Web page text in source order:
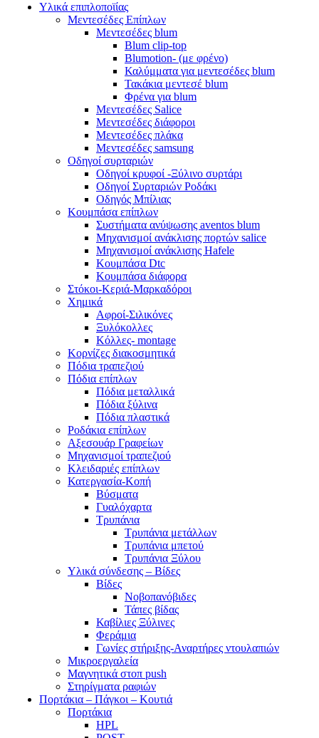
Υλικά επιπλοποϊίας
Μεντεσέδες Επίπλων
Μεντεσέδες blum
Blum clip-top
Blumotion- (με φρένο)
Καλύμματα για μεντεσέδες blum
Τακάκια μεντεσέ blum
Φρένα για blum
Μεντεσέδες Salice
Μεντεσέδες διάφοροι
Μεντεσέδες πλάκα
Μεντεσέδες samsung
Οδηγοί συρταριών
Οδηγοί κρυφοί -Ξύλινο συρτάρι
Οδηγοί Συρταριών Ροδάκι
Οδηγός Μπίλιας
Κουμπάσα επίπλων
Συστήματα ανύψωσης aventos blum
Μηχανισμοί ανάκλισης πορτών salice
Μηχανισμοί ανάκλισης Hafele
Κουμπάσα Dtc
Κουμπάσα διάφορα
Στόκοι-Κεριά-Μαρκαδόροι
Χημικά
Αφροί-Σιλικόνες
Ξυλόκολλες
Κόλλες- montage
Κορνίζες διακοσμητικά
Πόδια τραπεζιού
Πόδια επίπλων
Πόδια μεταλλικά
Πόδια ξύλινα
Πόδια πλαστικά
Ροδάκια επίπλων
Αξεσουάρ Γραφείων
Μηχανισμοί τραπεζιού
Κλειδαριές επίπλων
Κατεργασία-Κοπή
Βύσματα
Γυαλόχαρτα
Τρυπάνια
Τρυπάνια μετάλλων
Τρυπάνια μπετού
Τρυπάνια Ξύλου
Υλικά σύνδεσης – Βίδες
Βίδες
Νοβοπανόβιδες
Τάπες βίδας
Καβίλιες Ξύλινες
Φεράμια
Γωνίες στήριξης-Αναρτήρες ντουλαπιών
Μικροεργαλεία
Μαγνητικά στοπ push
Στηρίγματα ραφιών
Πορτάκια – Πάγκοι – Κουτιά
Πορτάκια
HPL